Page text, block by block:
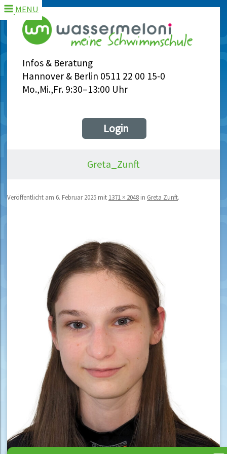
Infos & Beratung
Hannover & Berlin 0511 22 00 15-0
Mo.,Mi.,Fr. 9:30–13:00 Uhr
MENU
Login
Greta_Zunft
Veröffentlicht am 6. Februar 2025 mit 1371 × 2048 in Greta Zunft.